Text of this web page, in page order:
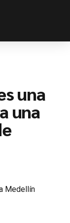
una
una
Medellín